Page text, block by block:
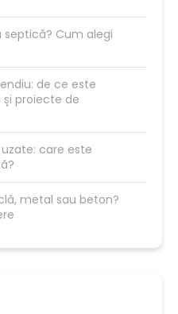
septică? Cum alegi
de ce este
proiecte de
care este
metal sau beton?